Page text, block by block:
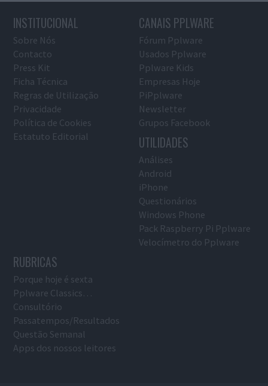
INSTITUCIONAL
Sobre Nós
Contacto
Press Kit
Ficha Técnica
Regras de Utilização
Privacidade
Política de Cookies
Estatuto Editorial
CANAIS PPLWARE
Fórum Pplware
Usados Pplware
Pplware Kids
Empresas Hoje
PiPplware
Newsletter
Grupos Facebook
UTILIDADES
Análises
Android
iPhone
Questionários
Windows Phone
Pack Raspberry Pi Pplware
Velocímetro do Pplware
RUBRICAS
Porque hoje é sexta
Pplware Classics…
Consultório
Passatempos/Resultados
Questão Semanal
Apps dos nossos leitores